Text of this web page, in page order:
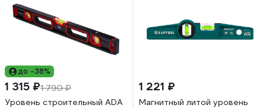
до -38%
1 315 ₽1 790 ₽
Уровень строительный ADA
1 221 ₽
Магнитный литой уровень